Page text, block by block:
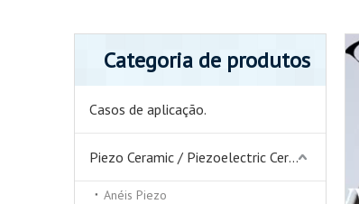
Categoria de produtos
Casos de aplicação.
Piezo Ceramic / Piezoelectric Ceramics
Anéis Piezo